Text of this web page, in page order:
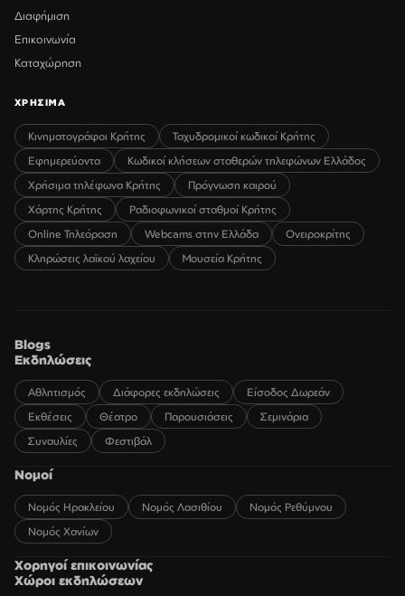
Διαφήμιση
Επικοινωνία
Καταχώρηση
ΧΡΗΣΙΜΑ
Κινηματογράφοι Κρήτης
Ταχυδρομικοί κωδικοί Κρήτης
Εφημερεύοντα
Κωδικοί κλήσεων σταθερών τηλεφώνων Ελλάδος
Χρήσιμα τηλέφωνα Κρήτης
Πρόγνωση καιρού
Χάρτης Κρήτης
Ραδιοφωνικοί σταθμοί Κρήτης
Online Τηλεόραση
Webcams στην Ελλάδα
Ονειροκρίτης
Κληρώσεις λαϊκού λαχείου
Μουσεία Κρήτης
Blogs
Εκδηλώσεις
Αθλητισμός Διάφορες εκδηλώσεις
Είσοδος Δωρεάν
Εκθέσεις
Θέατρο Παρουσιάσεις
Σεμινάρια
Συναυλίες
Φεστιβάλ
Νομοί
Νομός Ηρακλείου Νομός Λασιθίου
Νομός Ρεθύμνου
Νομός Χανίων
Χορηγοί επικοινωνίας
Χώροι εκδηλώσεων